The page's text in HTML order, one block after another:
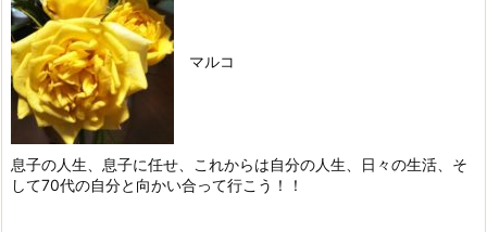
マルコ
息子の人生、息子に任せ、これからは自分の人生、日々の生活、そ
して70代の自分と向かい合って行こう！！